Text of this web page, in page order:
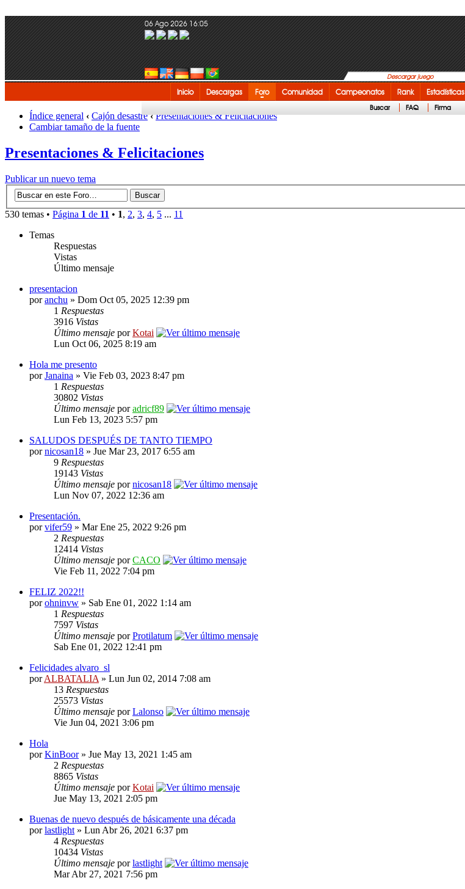
06 Ago 2026 16:05
Descargar juego
Inicio Descargas Foro Comunidad Campeonatos Rank Estadísticas
Buscar FAQ Firma
Índice general ‹ Cajón desastre ‹ Presentaciones & Felicitaciones
Cambiar tamaño de la fuente
Presentaciones & Felicitaciones
Publicar un nuevo tema
530 temas • Página 1 de 11 • 1, 2, 3, 4, 5 ... 11
Temas
Respuestas
Vistas
Último mensaje
presentacion
poranchu » Dom Oct 05, 2025 12:39 pm
1 Respuestas
3916 Vistas
Último mensaje porKotai
Lun Oct 06, 2025 8:19 am
Hola me presento
porJanaina » Vie Feb 03, 2023 8:47 pm
1 Respuestas
30802 Vistas
Último mensaje poradricf89
Lun Feb 13, 2023 5:57 pm
SALUDOS DESPUÉS DE TANTO TIEMPO
pornicosan18 » Jue Mar 23, 2017 6:55 am
9 Respuestas
19143 Vistas
Último mensaje pornicosan18
Lun Nov 07, 2022 12:36 am
Presentación.
porvifer59 » Mar Ene 25, 2022 9:26 pm
2 Respuestas
12414 Vistas
Último mensaje porCACO
Vie Feb 11, 2022 7:04 pm
FELIZ 2022!!
porohninvw » Sab Ene 01, 2022 1:14 am
1 Respuestas
7597 Vistas
Último mensaje porProtilatum
Sab Ene 01, 2022 12:41 pm
Felicidades alvaro_sl
porALBATALIA» Lun Jun 02, 2014 7:08 am
13 Respuestas
25573 Vistas
Último mensaje porLalonso
Vie Jun 04, 2021 3:06 pm
Hola
porKinBoor» Jue May 13, 2021 1:45 am
2 Respuestas
8865 Vistas
Último mensaje porKotai
Jue May 13, 2021 2:05 pm
Buenas de nuevo después de básicamente una década
porlastlight» Lun Abr 26, 2021 6:37 pm
4 Respuestas
10434 Vistas
Último mensaje porlastlight
Mar Abr 27, 2021 7:56 pm